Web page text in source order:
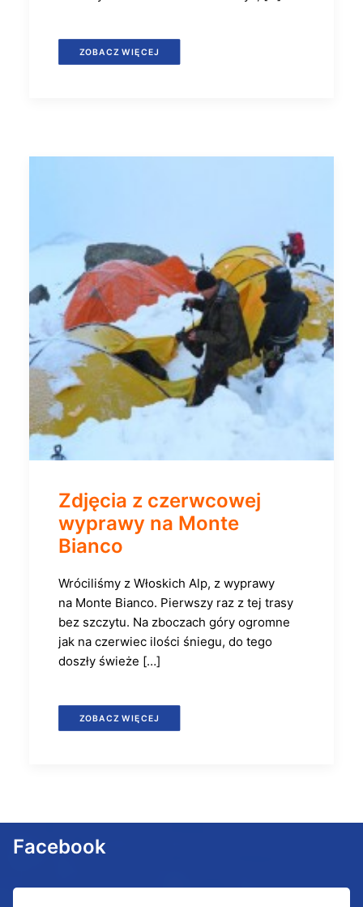
ZOBACZ WIĘCEJ
Zdjęcia z czerwcowej
wyprawy na Monte
Bianco
Wróciliśmy z Włoskich Alp, z wyprawy
na Monte Bianco. Pierwszy raz z tej trasy
bez szczytu. Na zboczach góry ogromne
jak na czerwiec ilości śniegu, do tego
doszły świeże […]
ZOBACZ WIĘCEJ
Facebook